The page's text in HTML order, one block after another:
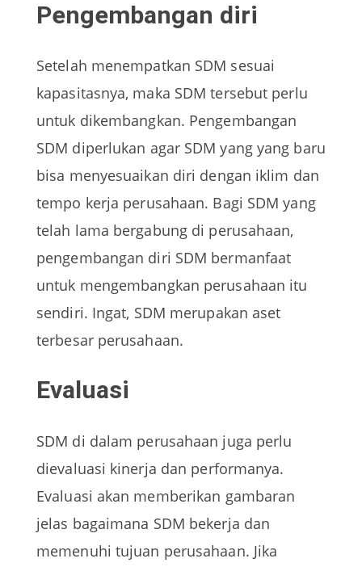
Pengembangan diri
Setelah menempatkan SDM sesuai
kapasitasnya, maka SDM tersebut perlu
untuk dikembangkan. Pengembangan
SDM diperlukan agar SDM yang yang baru
bisa menyesuaikan diri dengan iklim dan
tempo kerja perusahaan. Bagi SDM yang
telah lama bergabung di perusahaan,
pengembangan diri SDM bermanfaat
untuk mengembangkan perusahaan itu
sendiri. Ingat, SDM merupakan aset
terbesar perusahaan.
Evaluasi
SDM di dalam perusahaan juga perlu
dievaluasi kinerja dan performanya.
Evaluasi akan memberikan gambaran
jelas bagaimana SDM bekerja dan
memenuhi tujuan perusahaan. Jika